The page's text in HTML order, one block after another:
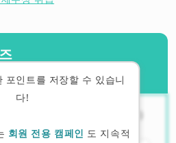
포인트를 저장할 수 있습니
다!
회원 전용 캠페인 도 지속적
득할 수 있습니다!
）